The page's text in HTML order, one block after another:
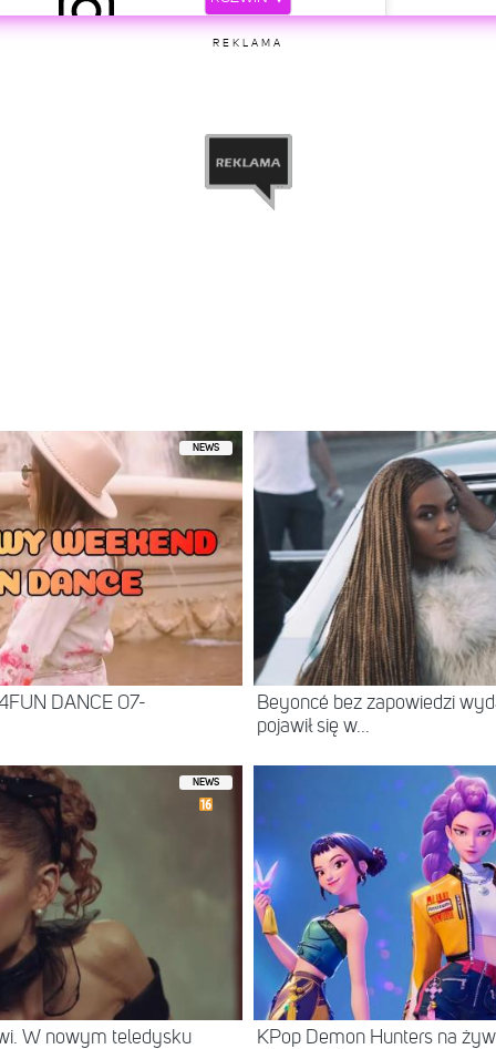
REKLAMA
NEWS
DANCE 07-
Beyoncé bez zapowiedzi
pojawił się w...
NEWS
W nowym teledysku
KPop Demon Hunters na